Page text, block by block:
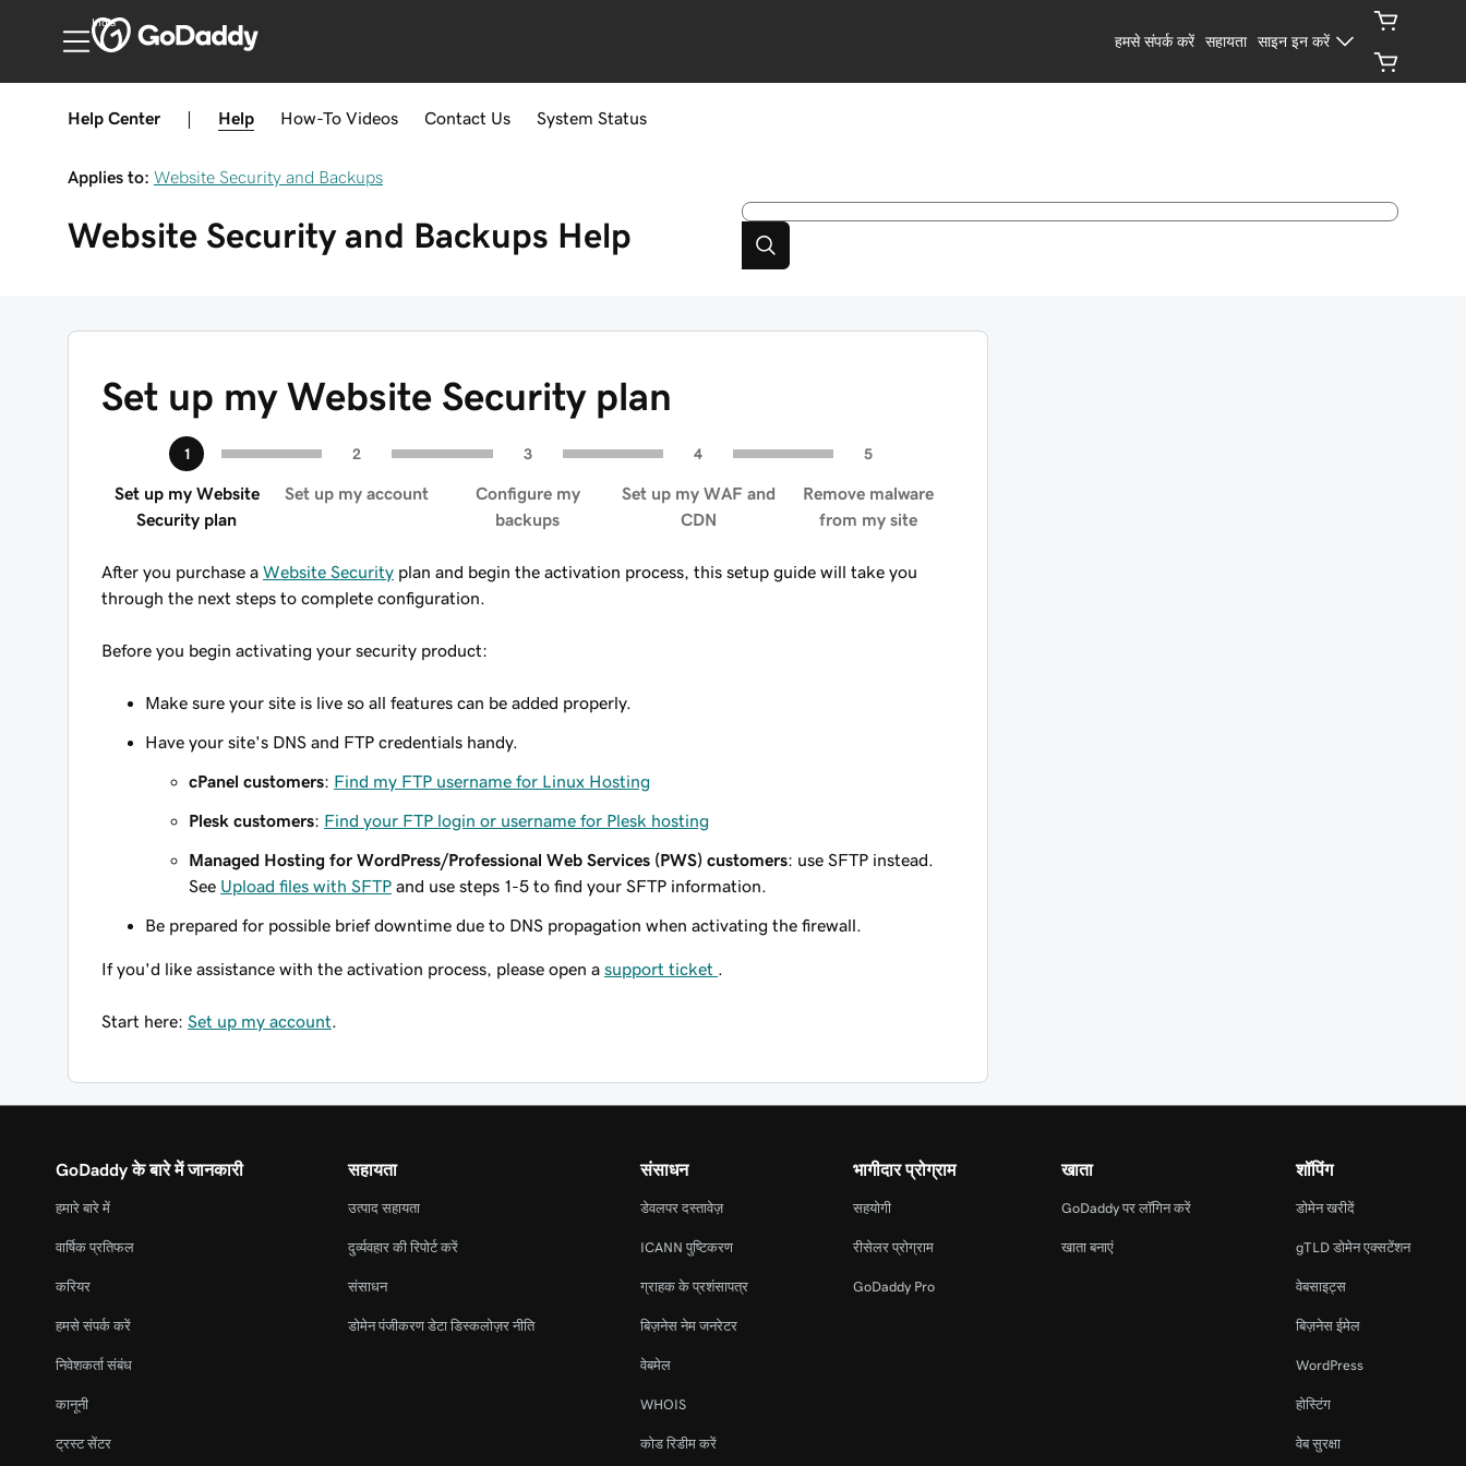
India
हमसे संपर्क करें सहायता साइन इन करें
Help Center Help How-To Videos Contact Us System Status
Applies to: Website Security and Backups
Website Security and Backups Help
Set up my Website Security plan
Set up my Website
Security plan
Set up my account
Configure my
backups
Set up my WAF and
CDN
Remove malware
from my site
After you purchase a Website Security plan and begin the activation process, this setup guide will take you
through the next steps to complete configuration.
Before you begin activating your security product:
Make sure your site is live so all features can be added properly.
Have your site's DNS and FTP credentials handy.
cPanel customers: Find my FTP username for Linux Hosting
Plesk customers: Find your FTP login or username for Plesk hosting
Managed Hosting for WordPress/Professional Web Services (PWS) customers: use SFTP instead.
See Upload files with SFTP and use steps 1-5 to find your SFTP information.
Be prepared for possible brief downtime due to DNS propagation when activating the firewall.
If you'd like assistance with the activation process, please open a support ticket
Start here: Set up my account
GoDaddy के बारे में जानकारी
हमारे बारे में
वार्षिक प्रतिफल
करियर
हमसे संपर्क करें
निवेशकर्ता संबंध
कानूनी
ट्रस्ट सेंटर
सहायता
उत्पाद सहायता
दुर्व्यवहार की रिपोर्ट करें
संसाधन
डोमेन पंजीकरण डेटा डिस्कलोज़र नीति
संसाधन
डेवलपर दस्तावेज़
ICANN पुष्टिकरण
ग्राहक के प्रशंसापत्र
बिज़नेस नेम जनरेटर
वेबमेल
WHOIS
कोड रिडीम करें
भागीदार प्रोग्राम
सहयोगी
रीसेलर प्रोग्राम
GoDaddy Pro
खाता
GoDaddy पर लॉगिन करें
खाता बनाएं
शॉपिंग
डोमेन खरीदें
gTLD डोमेन एक्सटेंशन
वेबसाइट्स
बिज़नेस ईमेल
WordPress
होस्टिंग
वेब सुरक्षा